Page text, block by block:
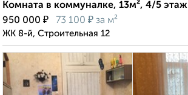
Комната в коммуналке, 13м², 4/5 этаж
950 000 ₽ 73 100 ₽ за м²
ЖК 8-й, Строительная 12